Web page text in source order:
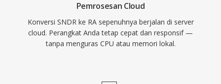
Pemrosesan Cloud
Konversi SNDR ke RA sepenuhnya berjalan di server
cloud. Perangkat Anda tetap cepat dan responsif —
tanpa menguras CPU atau memori lokal.